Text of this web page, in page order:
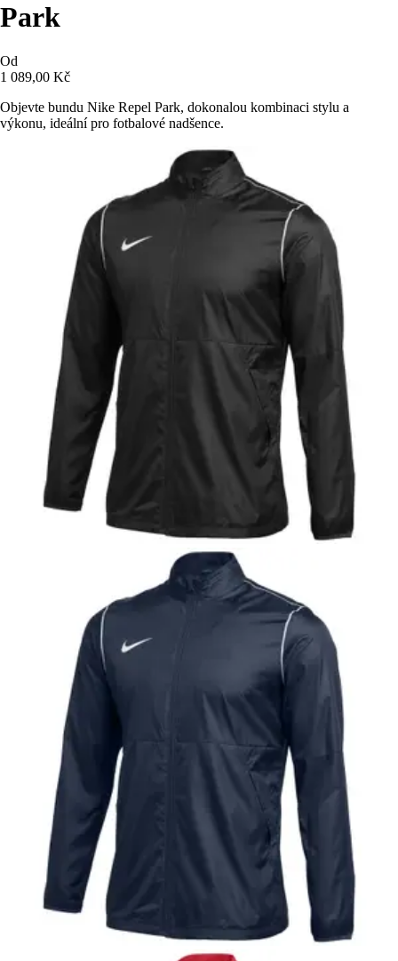
Park
Od
1 089,00 Kč
Objevte bundu Nike Repel Park, dokonalou kombinaci stylu a
výkonu, ideální pro fotbalové nadšence.